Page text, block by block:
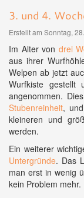
3. und 4.
Erstellt am Sonntag,
Im Alter von drei
aus ihrer
Welpen ab jetzt
Wurfkiste gestellt
angenommen.
Stubenreinheit,
kleineren und
werden.
Ein weiterer
Untergründe. Das
man erst in wenig
kein Problem mehr.